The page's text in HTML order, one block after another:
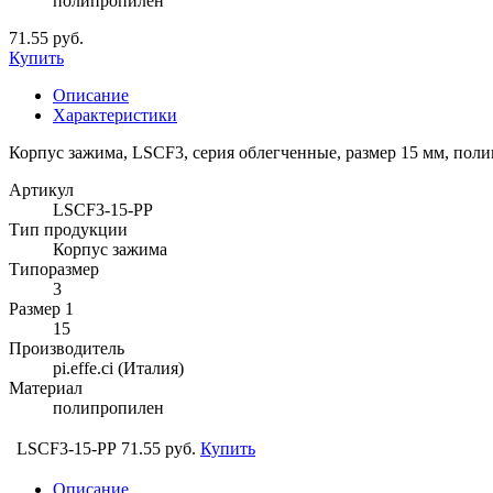
71.55 руб.
Купить
Описание
Характеристики
Корпус зажима, LSCF3, серия облегченные, размер 15 мм,
Артикул
LSCF3-15-PP
Тип продукции
Корпус зажима
Типоразмер
3
Размер 1
15
Производитель
pi.effe.ci (Италия)
Материал
полипропилен
LSCF3-15-PP 71.55 руб. Купить
Описание